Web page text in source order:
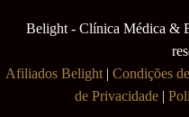
Belight - Clínica Médica &
Afiliados Belight | Condições
de Privacidade|